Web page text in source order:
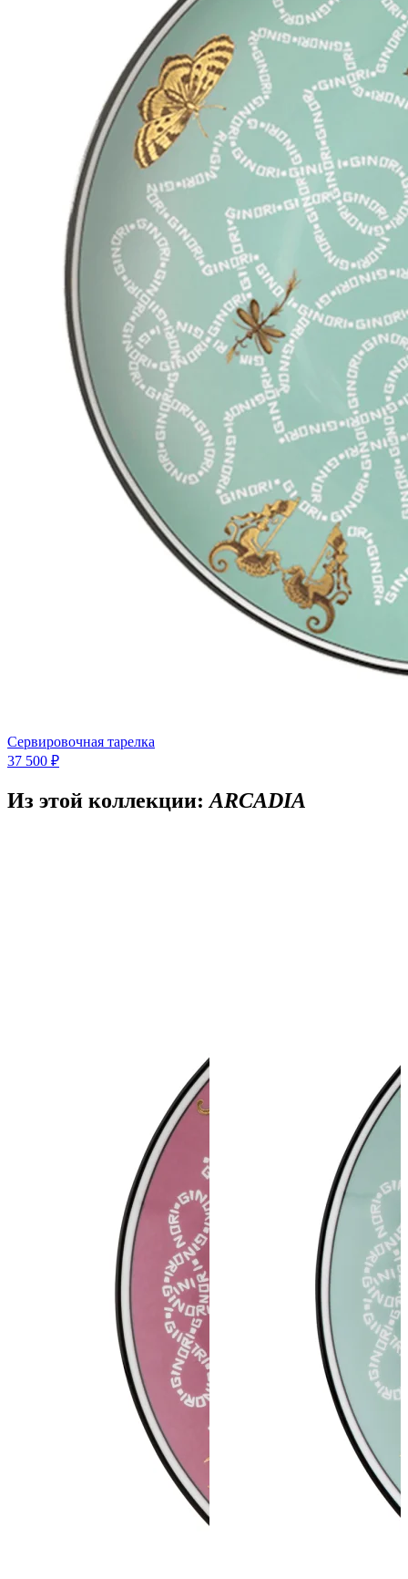
Сервировочная тарелка
37 500 ₽
Из этой коллекции:ARCADIA